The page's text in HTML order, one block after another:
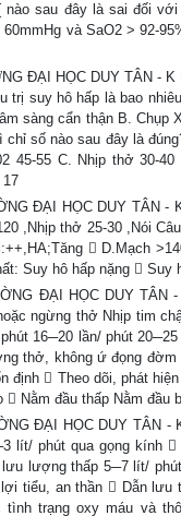
nào sau đây là sai đối
và SaO2 > 92-
ĐẠI HỌC DUY TÂN -
trị suy hô hấp là bao
sàng cẩn thận B.
số nào sau đây là
45-55 C. Nhịp thở 30-
ĐẠI HỌC DUY TÂN
,Nhịp thở 25-30 ,Nói
 D.Mạch
Suy hô hấp nặng 
ĐẠI HỌC DUY TÂN
ngừng thở Nhịp tim
16─20 lần/ phút
thở, không ứ đọng
định  Theo dõi, phát
Nằm đầu thấp Nằm đầu
ĐẠI HỌC DUY TÂN
lít/ phút qua gọng kính
lượng thấp 5─7 lít/
lợi tiểu, an thần  Dẫn
trạng oxy máu và